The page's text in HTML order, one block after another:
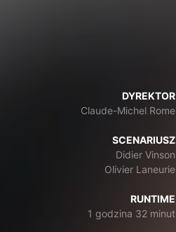
DYREKTOR
Claude-Michel Rome
SCENARIUSZ
Didier Vinson
Olivier Laneurie
RUNTIME
1 godzina 32 minut